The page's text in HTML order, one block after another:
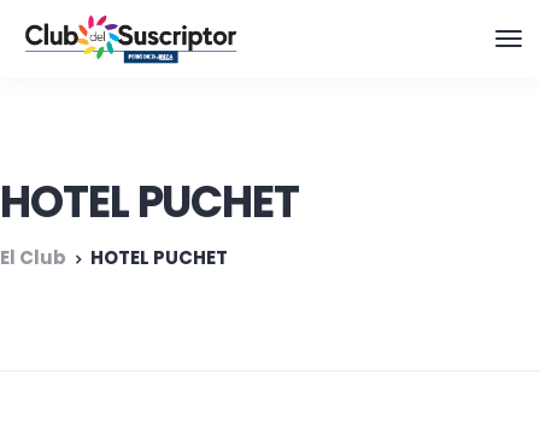
HOTEL PUCHET
El Club HOTEL PUCHET